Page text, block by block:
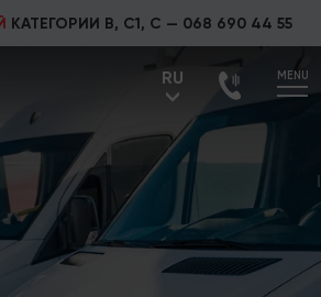
КАТЕГОРИИ В, С1, С — 068 690 44 55
RU
UA
RU
MENU